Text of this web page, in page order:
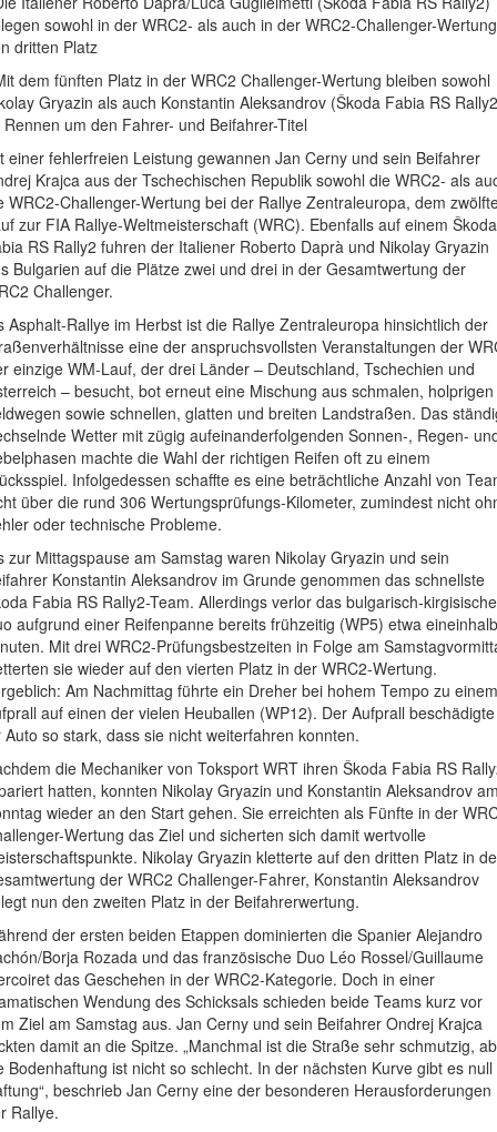
sowohl in der WRC2- als auch in der WRC2-Challenger-Wertung
dritten Platz
dem fünften Platz in der WRC2 Challenger-Wertung bleiben sowohl
Gryazin als auch Konstantin Aleksandrov (Škoda Fabia RS
Rennen um den Fahrer- und Beifahrer-Titel
einer fehlerfreien Leistung gewannen Jan Cerny und sein Beifahrer
Krajca aus der Tschechischen Republik sowohl die WRC2- als
WRC2-Challenger-Wertung bei der Rallye Zentraleuropa, dem
zur FIA Rallye-Weltmeisterschaft (WRC). Ebenfalls auf einem Škoda
RS Rally2 fuhren der Italiener Roberto Daprà und Nikolay Gryazin
Bulgarien auf die Plätze zwei und drei in der Gesamtwertung der
Challenger.
Asphalt-Rallye im Herbst ist die Rallye Zentraleuropa hinsichtlich der
eine der anspruchsvollsten Veranstaltungen der
einzige WM-Lauf, der drei Länder – Deutschland, Tschechien und
– besucht, bot erneut eine Mischung aus schmalen, holprigen
sowie schnellen, glatten und breiten Landstraßen. Das
Wetter mit zügig aufeinanderfolgenden Sonnen-, Regen-
machte die Wahl der richtigen Reifen oft zu einem
Infolgedessen schaffte es eine beträchtliche Anzahl von
über die rund 306 Wertungsprüfungs-Kilometer, zumindest nicht
oder technische Probleme.
zur Mittagspause am Samstag waren Nikolay Gryazin und sein
Konstantin Aleksandrov im Grunde genommen das schnellste
Fabia RS Rally2-Team. Allerdings verlor das bulgarisch-kirgisische
aufgrund einer Reifenpanne bereits frühzeitig (WP5) etwa eineinhalb
Mit drei WRC2-Prüfungsbestzeiten in Folge am
sie wieder auf den vierten Platz in der WRC2-Wertung.
Am Nachmittag führte ein Dreher bei hohem Tempo zu einem
auf einen der vielen Heuballen (WP12). Der Aufprall beschädigte
Auto so stark, dass sie nicht weiterfahren konnten.
die Mechaniker von Toksport WRT ihren Škoda Fabia RS
hatten, konnten Nikolay Gryazin und Konstantin Aleksandrov
wieder an den Start gehen. Sie erreichten als Fünfte in der
Wertung das Ziel und sicherten sich damit wertvolle
Nikolay Gryazin kletterte auf den dritten Platz in
der WRC2 Challenger-Fahrer, Konstantin Aleksandrov
nun den zweiten Platz in der Beifahrerwertung.
der ersten beiden Etappen dominierten die Spanier Alejandro
Borja Rozada und das französische Duo Léo Rossel/Guillaume
das Geschehen in der WRC2-Kategorie. Doch in einer
Wendung des Schicksals schieden beide Teams kurz vor
Ziel am Samstag aus. Jan Cerny und sein Beifahrer Ondrej Krajca
damit an die Spitze. „Manchmal ist die Straße sehr schmutzig,
Bodenhaftung ist nicht so schlecht. In der nächsten Kurve gibt es null
beschrieb Jan Cerny eine der besonderen Herausforderungen
Rallye.